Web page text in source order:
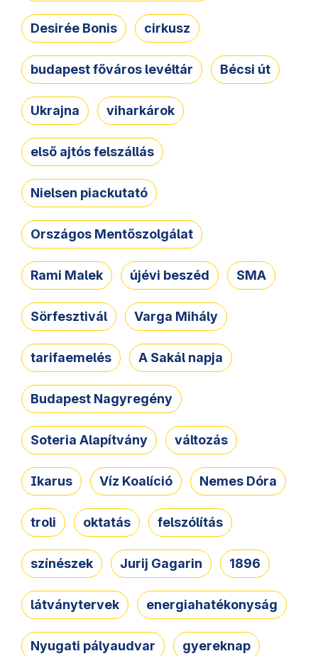
Desirée Bonis cirkusz
budapest főváros levéltár Bécsi út
Ukrajna viharkárok
első ajtós felszállás
Nielsen piackutató
Országos Mentőszolgálat
Rami Malek újévi beszéd SMA
Sörfesztivál Varga Mihály
tarifaemelés A Sakál napja
Budapest Nagyregény
Soteria Alapítvány változás
Ikarus Víz Koalíció Nemes Dóra
troli oktatás felszólítás
színészek Jurij Gagarin 1896
látványtervek energiahatékonyság
Nyugati pályaudvar gyereknap